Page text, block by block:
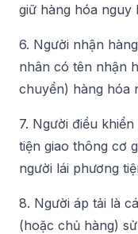
giữ hàng hóa nguy
6. Người nhận
nhân có tên nhận
chuyển) hàng hóa
7. Người điều
tiện giao thông cơ
người lái phương
8. Người áp tải là
(hoặc chủ hàng)